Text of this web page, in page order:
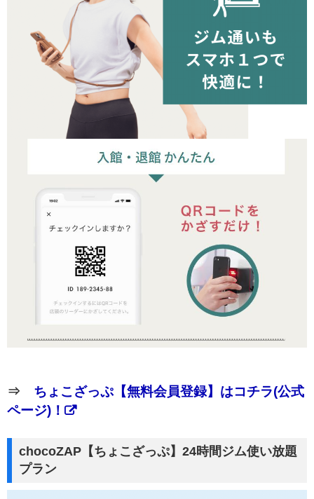
⇒ ちょこざっぷ【無料会員登録】はコチラ(公式
ページ)！
chocoZAP【ちょこざっぷ】24時間ジム使い放題
プラン